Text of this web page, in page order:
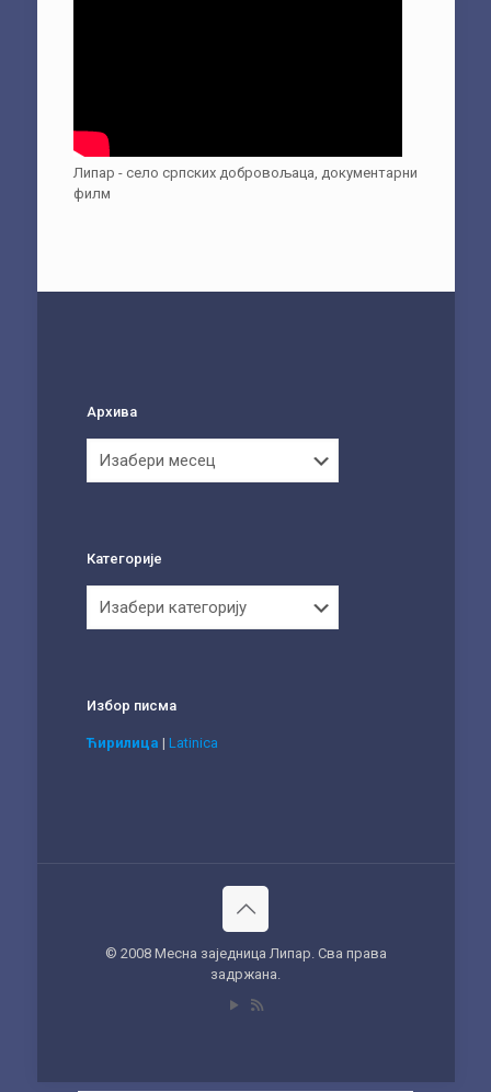
Липар - село српских добровољаца, документарни
филм
Архива
Категорије
Избор писма
Ћирилица | Latinica
© 2008 Месна заједница Липар. Сва права
задржана.